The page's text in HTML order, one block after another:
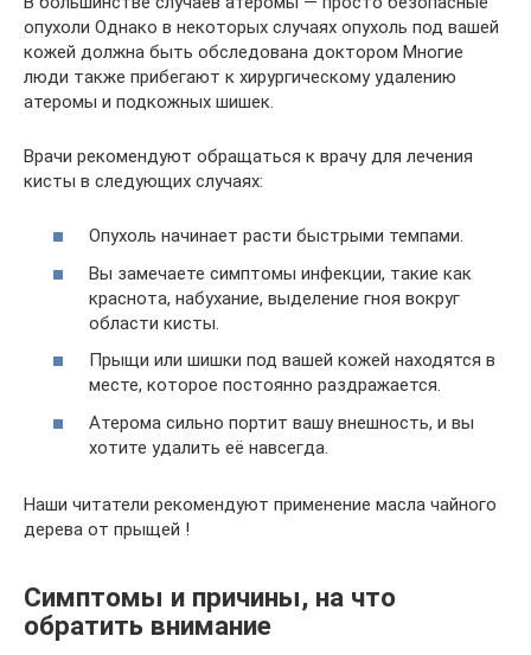
опухоли Однако в некоторых случаях опухоль под вашей
кожей должна быть обследована доктором Многие
люди также прибегают к хирургическому удалению
атеромы и подкожных шишек.
Врачи рекомендуют обращаться к врачу для лечения
кисты в следующих случаях:
Опухоль начинает расти быстрыми темпами.
Вы замечаете симптомы инфекции, такие как
краснота, набухание, выделение гноя вокруг
области кисты.
Прыщи или шишки под вашей кожей находятся в
месте, которое постоянно раздражается.
Атерома сильно портит вашу внешность, и вы
хотите удалить её навсегда.
Наши читатели рекомендуют применение масла чайного
дерева от прыщей !
Симптомы и причины, на что
обратить внимание